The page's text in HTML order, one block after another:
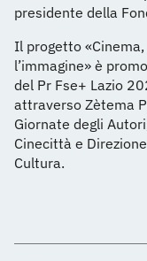
presidente della
Il progetto
l’immagine» è
del Pr Fse+ Lazio
attraverso Zètema
Giornate degli
Cinecittà e
Cultura.